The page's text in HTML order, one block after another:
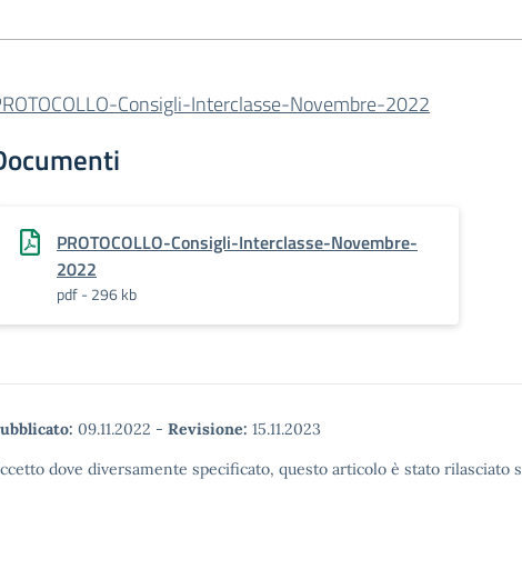
Consigli-Interclasse-Novembre-2022
PROTOCOLLO-Consigli-Interclasse-Novembre-
2022
pdf - 296 kb
09.11.2022 - Revisione: 15.11.2023
dove diversamente specificato, questo articolo è stato